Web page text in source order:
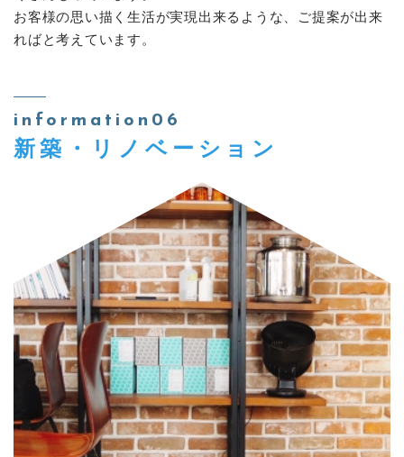
お客様の思い描く生活が実現出来るような、ご提案が出来
ればと考えています。
information06
新築・リノベーション